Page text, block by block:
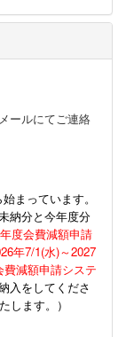
ールにてご連絡
まっています。
納分と今年度分
度会費減額申請
年7/1(水)～2027
費減額申請システ
入をしてくださ
します。）